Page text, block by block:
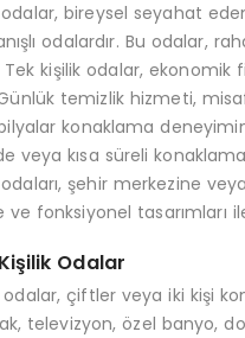
bireysel seyahat
odalardır. Bu odalar,
Tek kişilik odalar,
temizlik hizmeti,
konaklama
veya kısa süreli
şehir merkezine
ve fonksiyonel
Odalar
çiftler veya iki kişi
televizyon, özel banyo,